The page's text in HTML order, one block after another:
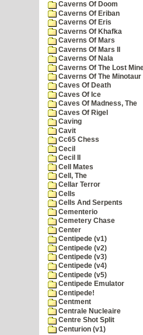
Caverns Of Doom
Caverns Of Eriban
Caverns Of Eris
Caverns Of Khafka
Caverns Of Mars
Caverns Of Mars II
Caverns Of Nala
Caverns Of The Lost
Caverns Of The Minotaur
Caves Of Death
Caves Of Ice
Caves Of Madness, The
Caves Of Rigel
Caving
Cavit
Cc65 Chess
Cecil
Cecil II
Cell Mates
Cell, The
Cellar Terror
Cells
Cells And Serpents
Cementerio
Cemetery Chase
Center
Centipede (v1)
Centipede (v2)
Centipede (v3)
Centipede (v4)
Centipede (v5)
Centipede Emulator
Centipede!
Centment
Centrale Nucleaire
Centre Shot Split
Centurion (v1)